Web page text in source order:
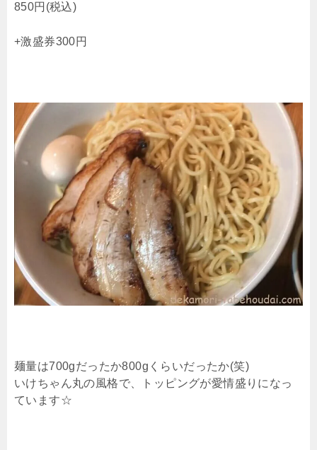
850円(税込)
+激盛券300円
麺量は700gだったか800gくらいだったか(笑)
いけちゃん丸の風格で、トッピングが愛情盛りになっ
ています☆